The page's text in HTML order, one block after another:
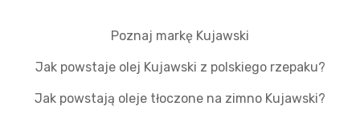
Poznaj markę Kujawski
Jak powstaje olej Kujawski z polskiego rzepaku?
Jak powstają oleje tłoczone na zimno Kujawski?